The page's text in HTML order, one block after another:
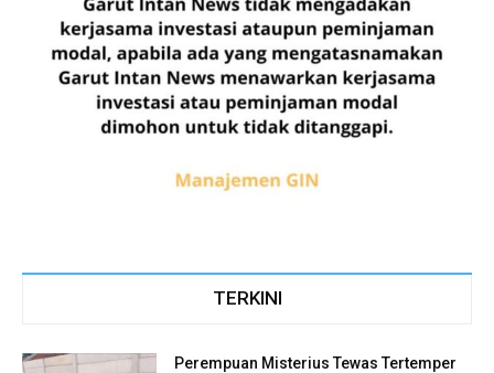
TERKINI
Perempuan Misterius Tewas Tertemper